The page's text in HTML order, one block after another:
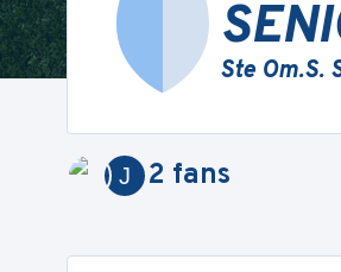
Ste Om.S.
J 2 fans